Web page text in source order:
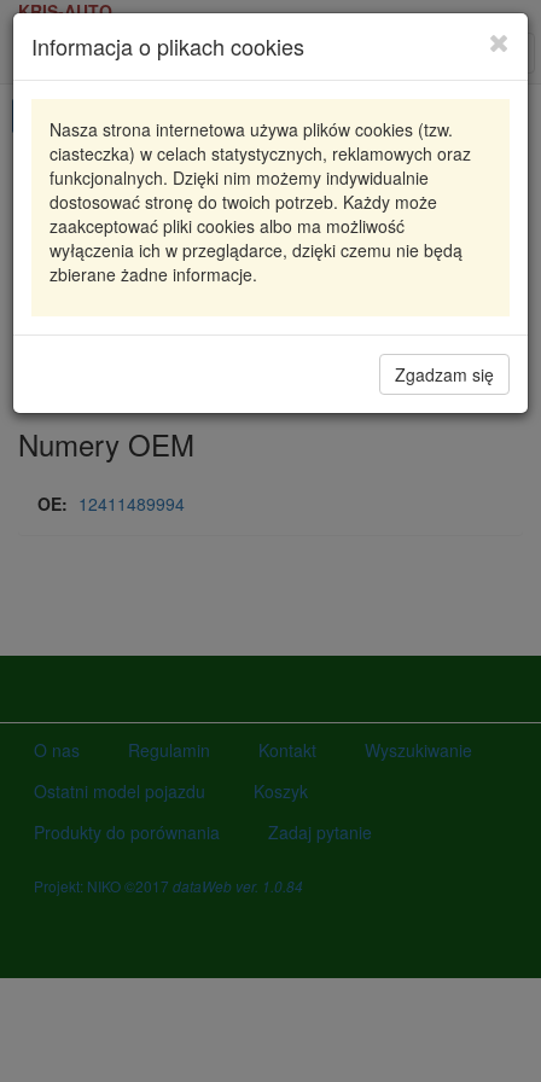
KRIS-AUTO
Informacja o plikach cookies
Nasza strona internetowa używa plików cookies (tzw.
ciasteczka) w celach statystycznych, reklamowych oraz
funkcjonalnych. Dzięki nim możemy indywidualnie
dostosować stronę do twoich potrzeb. Każdy może
zaakceptować pliki cookies albo ma możliwość
wyłączenia ich w przeglądarce, dzięki czemu nie będą
zbierane żadne informacje.
Zgadzam się
Karta produktu
0 001 106 019 BOSCH
0001106019ROZRUSZNIK MINI
876,93 zł
Filia Lublin 0
Magazyn II
Numery OEM
OE: 12411489994
O nas Regulamin Kontakt
Wyszukiwanie
Ostatni model pojazdu
Koszyk
Produkty do porównania
Zadaj pytanie
Projekt: NIKO ©2017 dataWeb ver. 1.0.84